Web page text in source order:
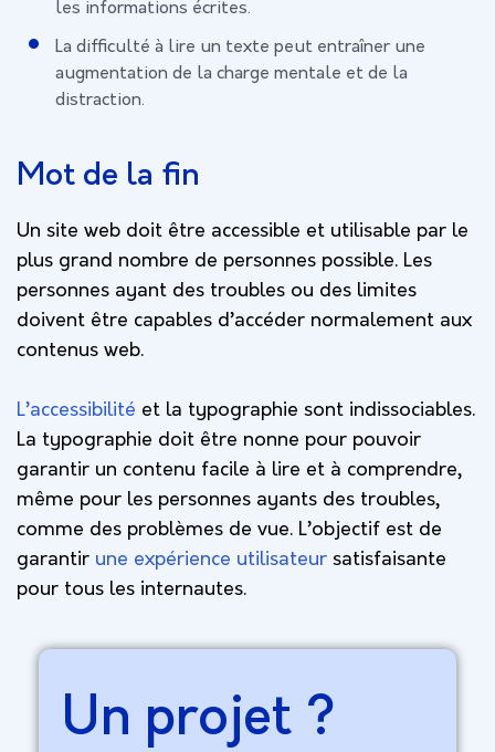
les informations écrites.
La difficulté à lire un texte peut entraîner une
augmentation de la charge mentale et de la
distraction.
Mot de la fin
Un site web doit être accessible et utilisable par le
plus grand nombre de personnes possible. Les
personnes ayant des troubles ou des limites
doivent être capables d’accéder normalement aux
contenus web.
L’accessibilité et la typographie sont indissociables.
La typographie doit être nonne pour pouvoir
garantir un contenu facile à lire et à comprendre,
même pour les personnes ayants des troubles,
comme des problèmes de vue. L’objectif est de
garantir une expérience utilisateur satisfaisante
pour tous les internautes.
Un projet ?